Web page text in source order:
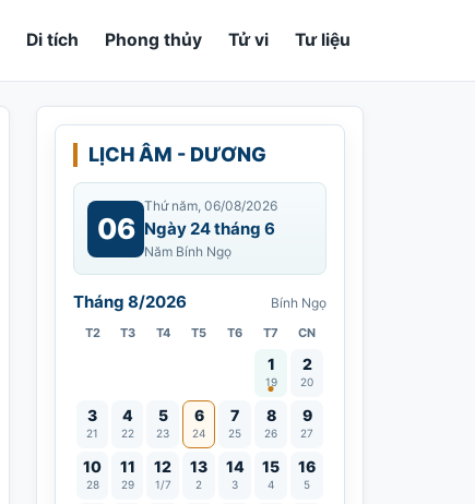
Di tích Phong thủy Tử vi Tư liệu
LỊCH ÂM - DƯƠNG
06
Thứ năm, 06/08/2026
Ngày 24 tháng 6
Năm Bính Ngọ
Tháng 8/2026 Bính Ngọ
T2 T3 T4 T5 T6 T7 CN
1
19
Vía Quán Thế Âm thành đạo
2
20
3
21
4
22
5
23
6
24
7
25
8
26
9
27
10
28
11
29
12
1/7
13
2
14
3
15
4
16
5